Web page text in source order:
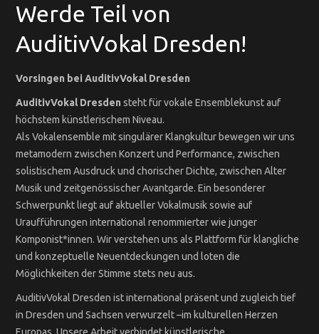
Werde Teil von
AuditivVokal Dresden!
Vorsingen bei AuditivVokal Dresden
AuditivVokal Dresdensteht für vokale Ensemblekunst auf
höchstem künstlerischem Niveau.
Als Vokalensemble mit singulärer Klangkultur bewegen wir uns
metamodern zwischen Konzert und Performance, zwischen
solistischem Ausdruck und chorischer Dichte, zwischen Alter
Musik und zeitgenössischer Avantgarde. Ein besonderer
Schwerpunkt liegt auf aktueller Vokalmusik sowie auf
Uraufführungen international renommierter wie junger
Komponist*innen. Wir verstehen uns als Plattform für klangliche
und konzeptuelle Neuentdeckungen und loten die
Möglichkeiten der Stimme stets neu aus.
AuditivVokal Dresden ist international präsent und zugleich tief
in Dresden und Sachsen verwurzelt –im kulturellen Herzen